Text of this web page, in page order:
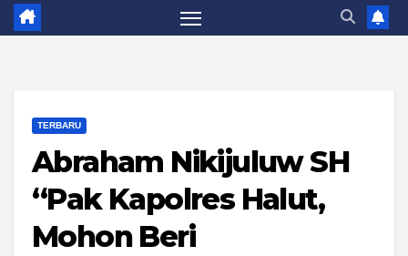
TERBARU
Abraham Nikijuluw SH
“Pak Kapolres Halut,
Mohon Beri